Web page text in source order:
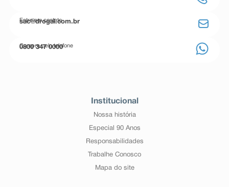
Entre em contato
sac@drogal.com.br
Compre pelo telefone
0800 347 0000
Institucional
Nossa história
Especial 90 Anos
Responsabilidades
Trabalhe Conosco
Mapa do site